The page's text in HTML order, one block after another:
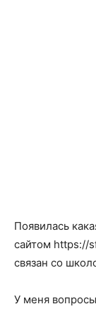
Появилась
сайтом https://
связан со
У меня